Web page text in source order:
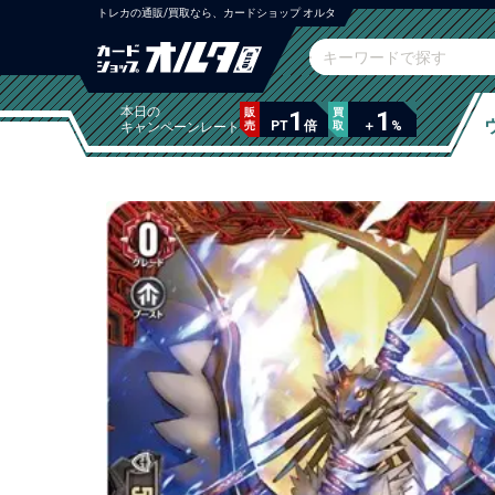
トレカの通販/買取なら、カードショップ オルタ
本日の
キャンペーンレート
販
売
PT1 倍
買
取
＋ 1 %